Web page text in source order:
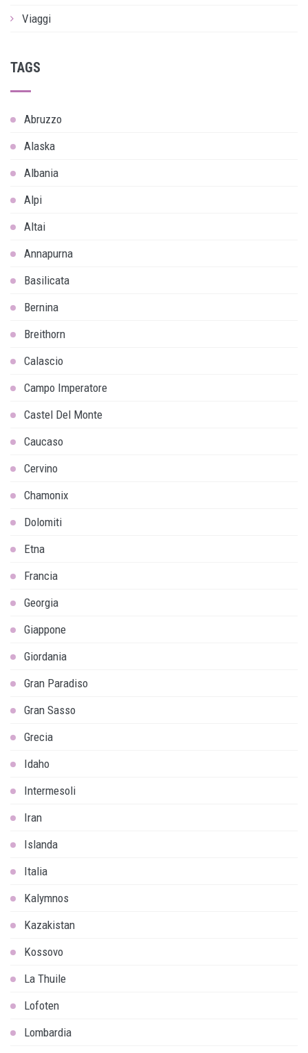
Viaggi
TAGS
Abruzzo
Alaska
Albania
Alpi
Altai
Annapurna
Basilicata
Bernina
Breithorn
Calascio
Campo Imperatore
Castel Del Monte
Caucaso
Cervino
Chamonix
Dolomiti
Etna
Francia
Georgia
Giappone
Giordania
Gran Paradiso
Gran Sasso
Grecia
Idaho
Intermesoli
Iran
Islanda
Italia
Kalymnos
Kazakistan
Kossovo
La Thuile
Lofoten
Lombardia